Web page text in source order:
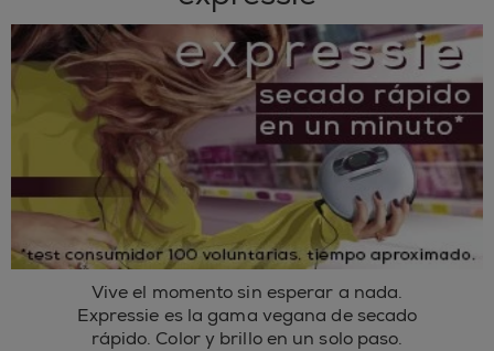
Vive el momento sin esperar a nada.
Expressie es la gama vegana de secado
rápido. Color y brillo en un solo paso.